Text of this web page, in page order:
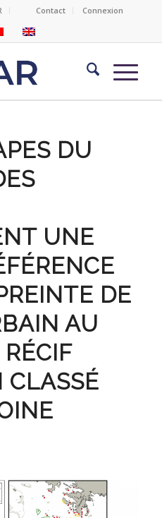
Contact Connexion
DU
UNE
DE
AU
RÉCIF
CLASSÉ